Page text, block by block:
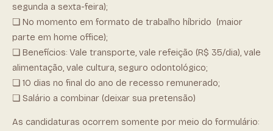
segunda a sexta-feira);
❏ No momento em formato de trabalho híbrido (maior
parte em home office);
❏ Benefícios: Vale transporte, vale refeição (R$ 35/dia), vale
alimentação, vale cultura, seguro odontológico;
❏ 10 dias no final do ano de recesso remunerado;
❏ Salário a combinar (deixar sua pretensão)
As candidaturas ocorrem somente por meio do formulário: